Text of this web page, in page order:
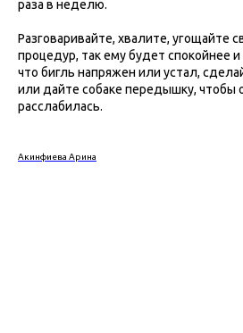
раза в неделю.
Разговаривайте, хвалите, угощайте
процедур, так ему будет спокойнее
что бигль напряжен или устал,
или дайте собаке передышку, чтобы
расслабилась.
Акинфиева Арина